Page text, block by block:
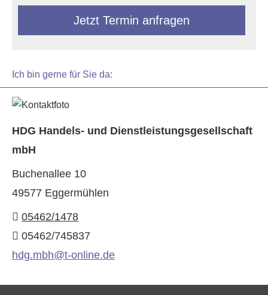
Jetzt Termin anfragen
Ich bin gerne für Sie da:
HDG Handels- und Dienstleistungsgesellschaft
mbH
Buchenallee 10
49577 Eggermühlen
05462/1478
05462/745837
hdg.mbh@t-online.de